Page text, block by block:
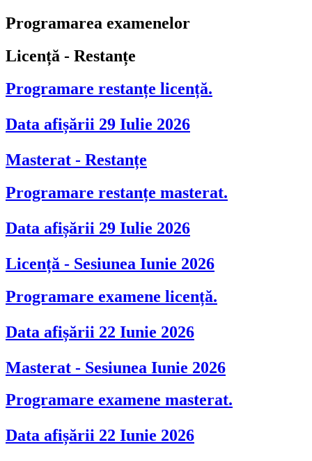
Programarea examenelor
Licență - Restanțe
Programare restanțe licență.
Data afișării 29 Iulie 2026
Masterat - Restanțe
Programare restanțe masterat.
Data afișării 29 Iulie 2026
Licență - Sesiunea Iunie 2026
Programare examene licență.
Data afișării 22 Iunie 2026
Masterat - Sesiunea Iunie 2026
Programare examene masterat.
Data afișării 22 Iunie 2026